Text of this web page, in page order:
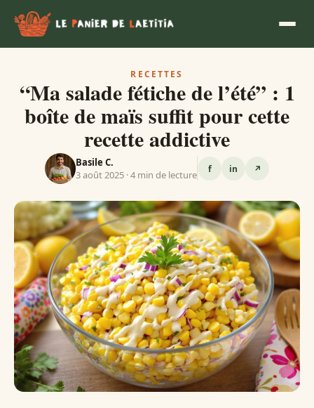
RECETTES
“Ma salade fétiche de l’été” : 1
boîte de maïs suffit pour cette
recette addictive
Basile C.
3 août 2025 · 4 min de lecture
f in ↗